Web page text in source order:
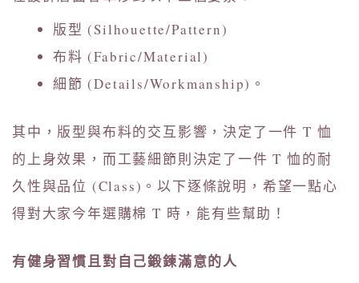
版型 (Silhouette/Pattern)
布料 (Fabric/Material)
細節 (Details/Workmanship)。
其中，版型與布料的交互影響，決定了一件 T 恤
的上身效果，而工藝細節則決定了一件 T 恤的耐
久性與品位 (Class)。以下逐條說明，希望一點心
得對大家今年選購棉 T 時，能有些幫助！
有健身習慣且對自己鍛鍊滿意的人